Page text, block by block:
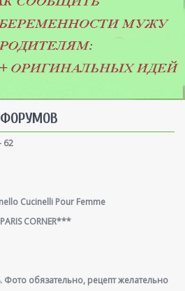
62
Cucinelli Pour Femme
CORNER***
обязательно, рецепт желательно